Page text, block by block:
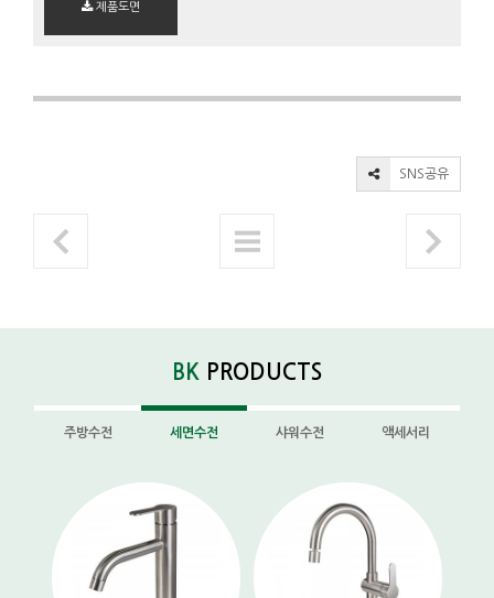
제품도면
SNS공유
BK PRODUCTS
주방수전 세면수전 샤워수전 액세서리